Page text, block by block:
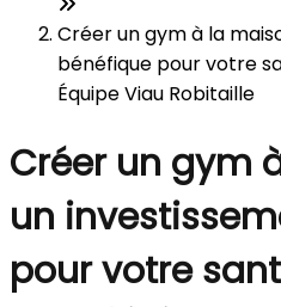
Créer un gym à la
bénéfique pour votre
Équipe Viau Robitaille
Créer un gym
un
pour votre